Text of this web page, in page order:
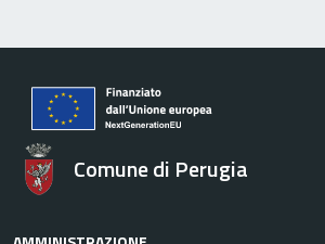
Comune di Perugia